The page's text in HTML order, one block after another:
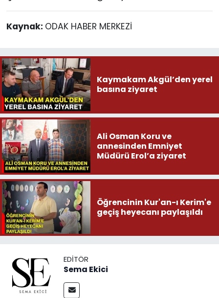
Kaynak: ODAK HABER MERKEZİ
Kaymakam Akgül’den yerel
basına ziyaret
Ali Osman Koru ve
annesinden Emniyet
Müdürü Erol’a ziyaret
Öğrencinin Kur'an-ı Kerim'e
geçiş heyecanı paylaşıldı
EDITÖR
Sema Ekici